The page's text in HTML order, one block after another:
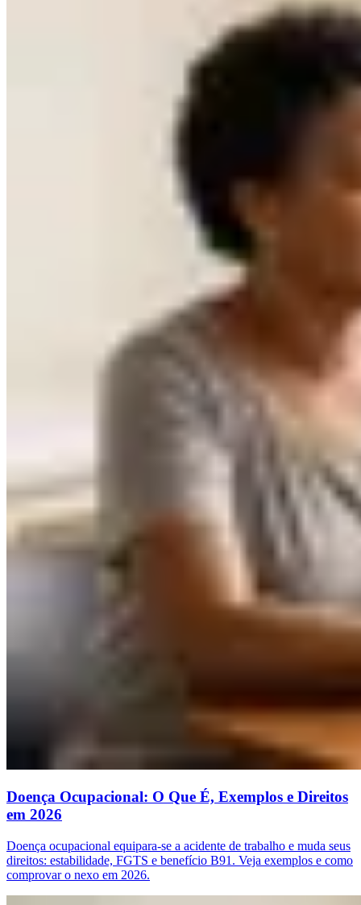
Doença Ocupacional: O Que É, Exemplos e Direitos
em 2026
Doença ocupacional equipara-se a acidente de trabalho e muda seus
direitos: estabilidade, FGTS e benefício B91. Veja exemplos e como
comprovar o nexo em 2026.